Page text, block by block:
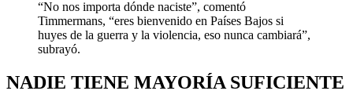
“No nos importa dónde naciste”, comentó
Timmermans, “eres bienvenido en Países Bajos si
huyes de la guerra y la violencia, eso nunca cambiará”,
subrayó.
NADIE TIENE MAYORÍA SUFICIENTE